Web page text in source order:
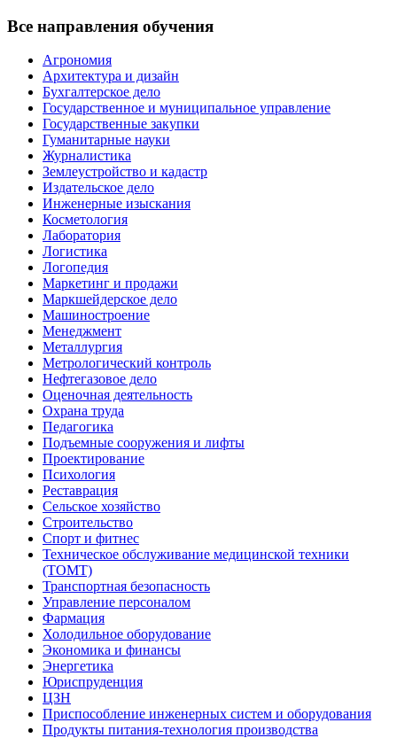
Все направления обучения
Агрономия
Архитектура и дизайн
Бухгалтерское дело
Государственное и муниципальное управление
Государственные закупки
Гуманитарные науки
Журналистика
Землеустройство и кадастр
Издательское дело
Инженерные изыскания
Косметология
Лаборатория
Логистика
Логопедия
Маркетинг и продажи
Маркшейдерское дело
Машиностроение
Менеджмент
Металлургия
Метрологический контроль
Нефтегазовое дело
Оценочная деятельность
Охрана труда
Педагогика
Подъемные сооружения и лифты
Проектирование
Психология
Реставрация
Сельское хозяйство
Строительство
Спорт и фитнес
Техническое обслуживание медицинской техники
(ТОМТ)
Транспортная безопасность
Управление персоналом
Фармация
Холодильное оборудование
Экономика и финансы
Энергетика
Юриспруденция
ЦЗН
Приспособление инженерных систем и оборудования
Продукты питания-технология производства